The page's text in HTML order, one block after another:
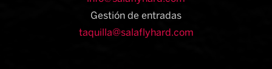
Gestión de entradas
taquilla@salaflyhard.com